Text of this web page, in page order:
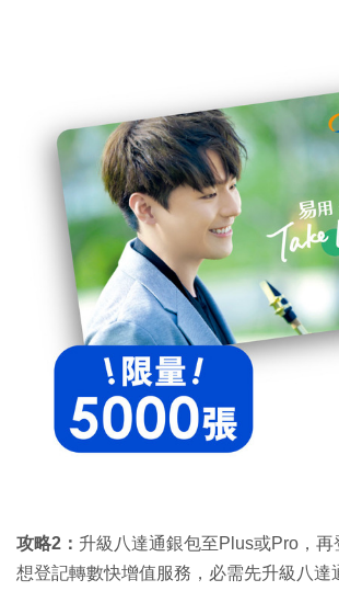
攻略2 ： 升級八達通銀包至Plus或Pro，再
想登記轉數快增值服務，必需先升級八達